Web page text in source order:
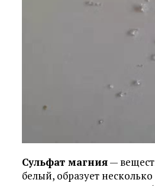
Сульфат магния—
белый, образует